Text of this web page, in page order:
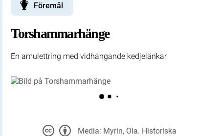
Föremål
Torshammarhänge
En amulettring med vidhängande kedjelänkar
Media: Myrin, Ola. Historiska